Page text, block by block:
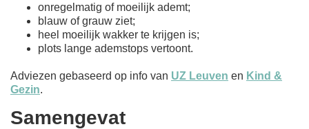
onregelmatig of moeilijk ademt;
blauw of grauw ziet;
heel moeilijk wakker te krijgen is;
plots lange ademstops vertoont.
Adviezen gebaseerd op info van UZ Leuven en Kind &
Gezin.
Samengevat